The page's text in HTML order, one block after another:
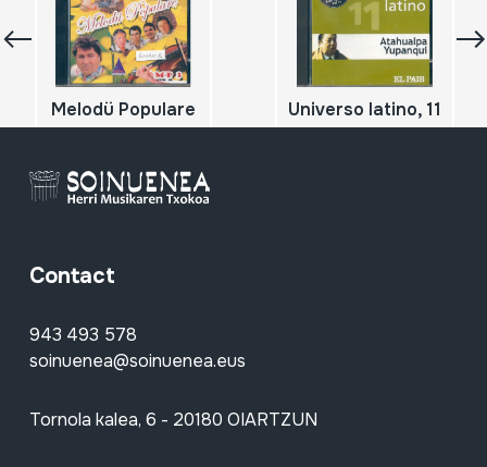
Melodü Populare Universo latino, 11
Contact
943 493 578
soinuenea@soinuenea.eus
Tornola kalea, 6 - 20180 OIARTZUN